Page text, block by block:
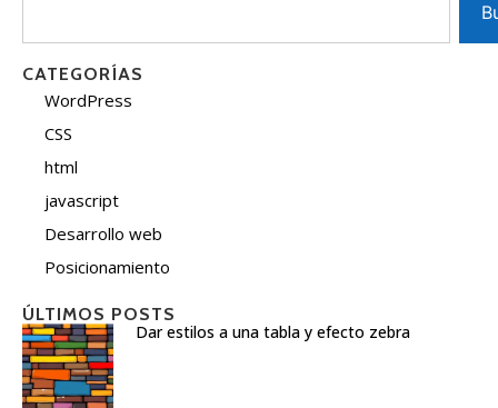
CATEGORÍAS
WordPress
CSS
html
javascript
Desarrollo web
Posicionamiento
ÚLTIMOS POSTS
Dar estilos a una tabla y efecto zebra